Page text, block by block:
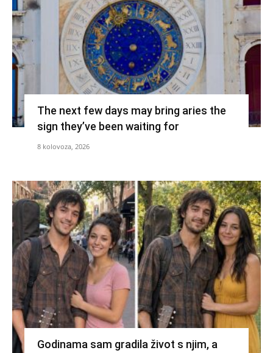
The next few days may bring aries the
sign they’ve been waiting for
8 kolovoza, 2026
Godinama sam gradila život s njim, a